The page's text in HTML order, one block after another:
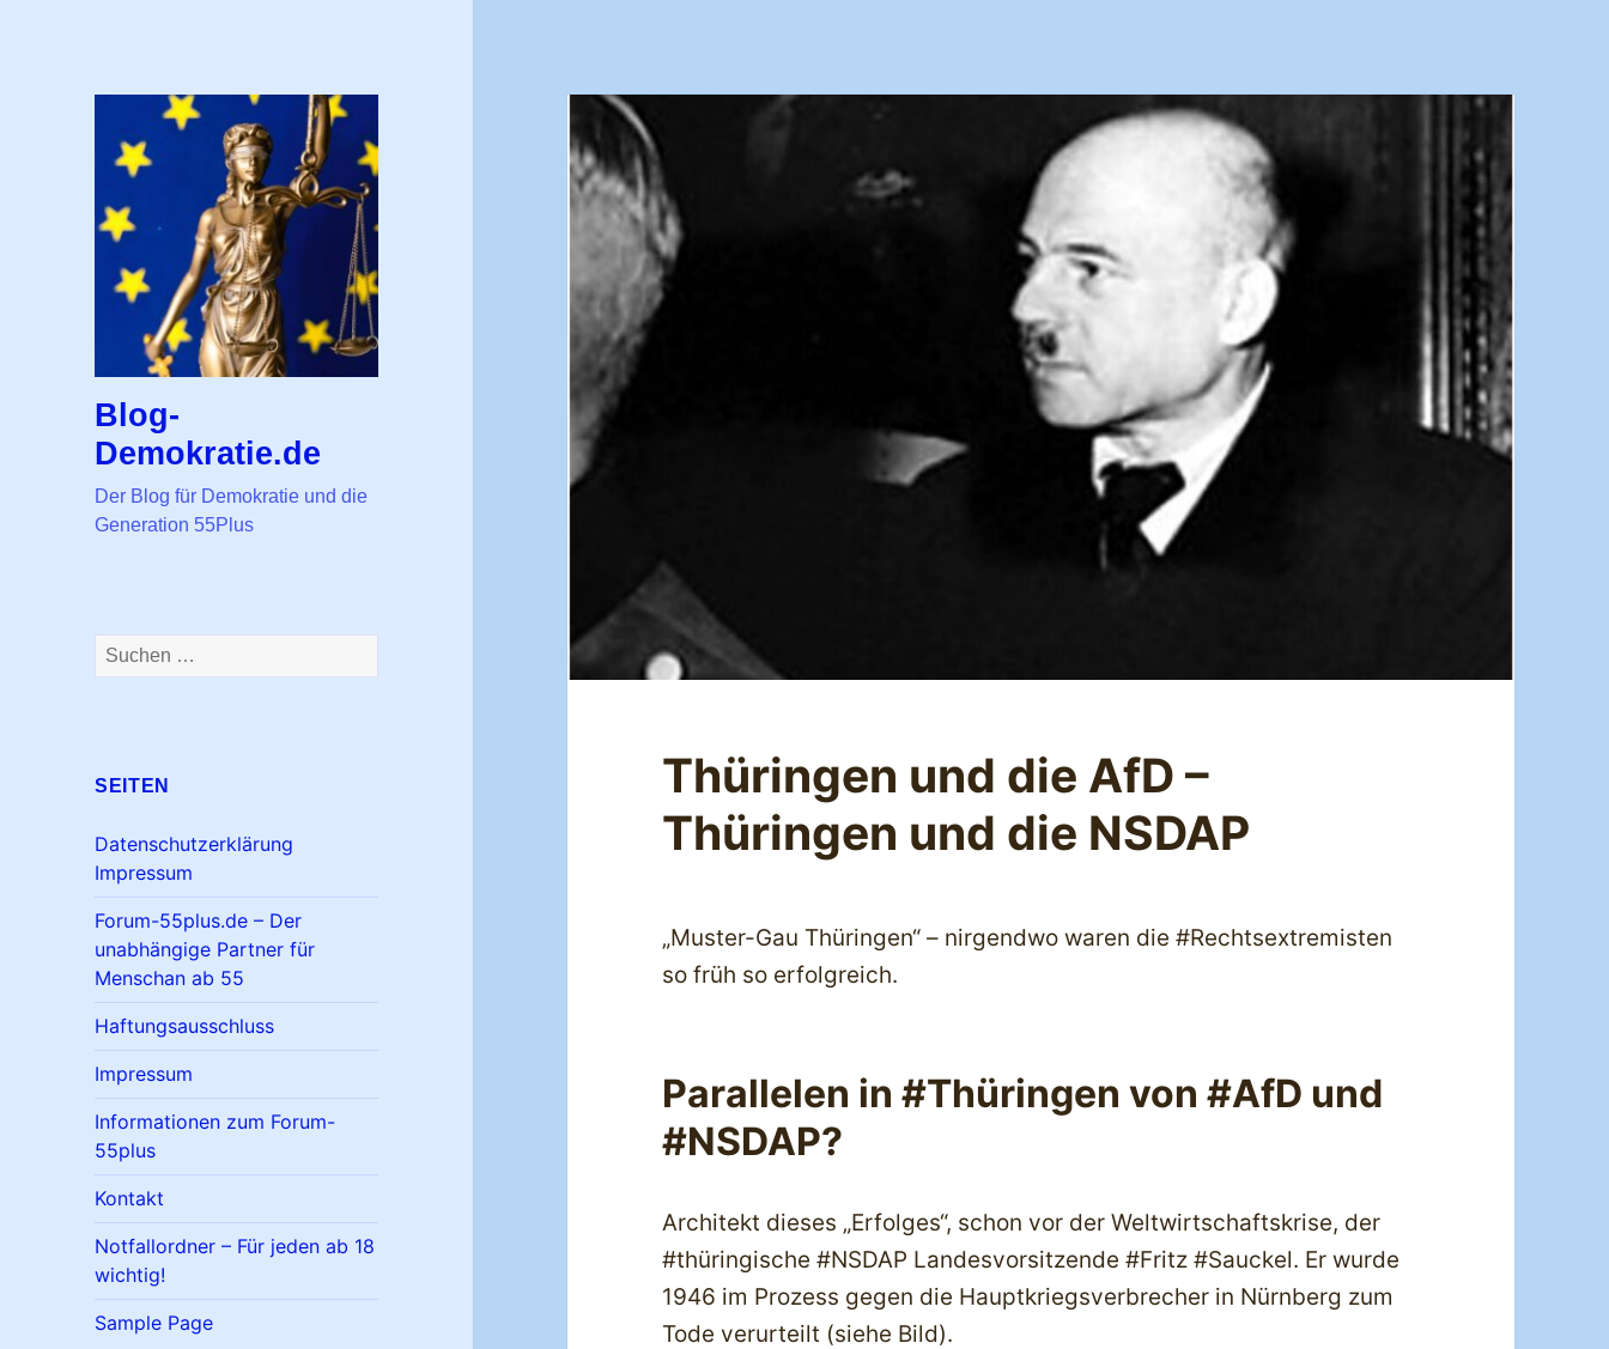
Blog-
Demokratie.de
Der Blog für Demokratie und die
Generation 55Plus
Suchen
nach:
SEITEN
Datenschutzerklärung
Impressum
Forum-55plus.de – Der
unabhängige Partner für
Menschan ab 55
Haftungsausschluss
Impressum
Informationen zum Forum-
55plus
Kontakt
Notfallordner – Für jeden ab 18
wichtig!
Sample Page
Thüringen und die AfD –
Thüringen und die NSDAP
„Muster-Gau Thüringen“ – nirgendwo waren die #Rechtsextremisten
so früh so erfolgreich.
Parallelen in #Thüringen von #AfD und
#NSDAP?
Architekt dieses „Erfolges“, schon vor der Weltwirtschaftskrise, der
#thüringische #NSDAP Landesvorsitzende #Fritz #Sauckel. Er wurde
1946 im Prozess gegen die Hauptkriegsverbrecher in Nürnberg zum
Tode verurteilt (siehe Bild).